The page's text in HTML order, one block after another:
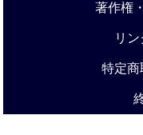
著作権
リ
特定商